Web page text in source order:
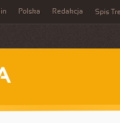
Polska Redakcja Spis